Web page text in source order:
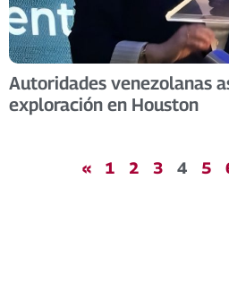
Autoridades venezolanas
exploración en Houston
« 1 2 3 4 5